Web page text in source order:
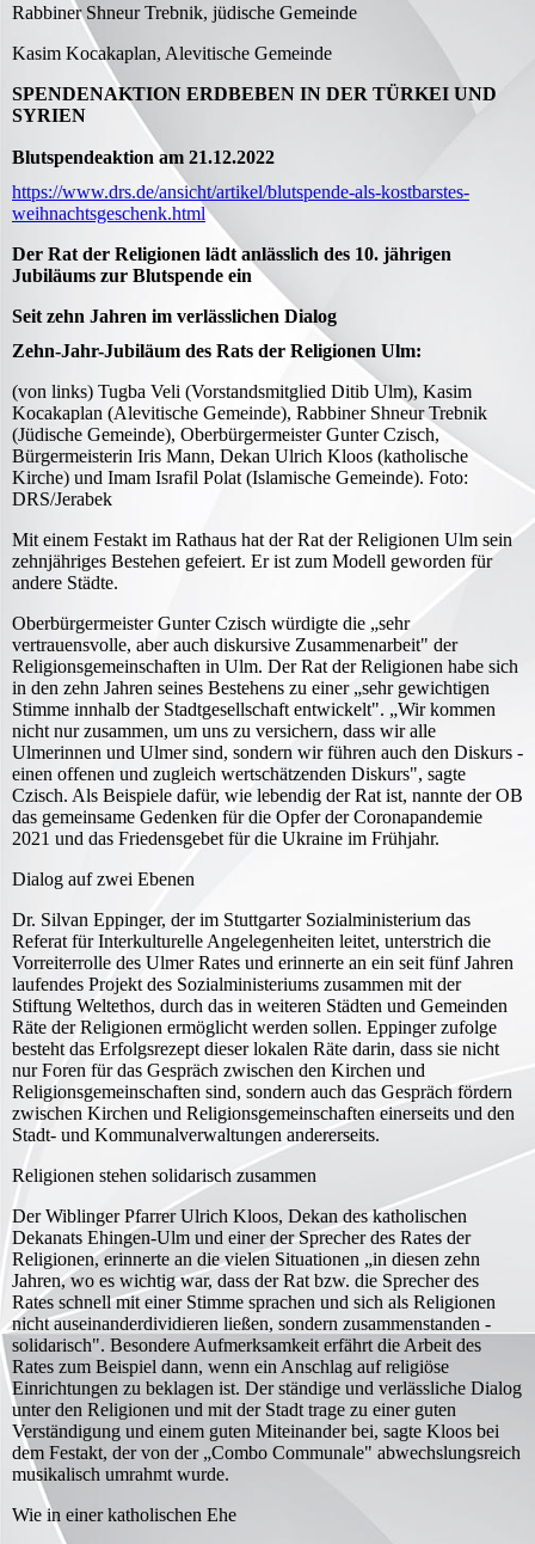
Rabbiner Shneur Trebnik, jüdische Gemeinde
Kasim Kocakaplan, Alevitische Gemeinde
SPENDENAKTION ERDBEBEN IN DER TÜRKEI UND
SYRIEN
Blutspendeaktion am 21.12.2022
https://www.drs.de/ansicht/artikel/blutspende-als-kostbarstes-
weihnachtsgeschenk.html
Der Rat der Religionen lädt anlässlich des 10. jährigen
Jubiläums zur Blutspende ein
Seit zehn Jahren im verlässlichen Dialog
Zehn-Jahr-Jubiläum des Rats der Religionen Ulm:
(von links) Tugba Veli (Vorstandsmitglied Ditib Ulm), Kasim
Kocakaplan (Alevitische Gemeinde), Rabbiner Shneur Trebnik
(Jüdische Gemeinde), Oberbürgermeister Gunter Czisch,
Bürgermeisterin Iris Mann, Dekan Ulrich Kloos (katholische
Kirche) und Imam Israfil Polat (Islamische Gemeinde). Foto:
DRS/Jerabek
Mit einem Festakt im Rathaus hat der Rat der Religionen Ulm sein
zehnjähriges Bestehen gefeiert. Er ist zum Modell geworden für
andere Städte.
Oberbürgermeister Gunter Czisch würdigte die „sehr
vertrauensvolle, aber auch diskursive Zusammenarbeit" der
Religionsgemeinschaften in Ulm. Der Rat der Religionen habe sich
in den zehn Jahren seines Bestehens zu einer „sehr gewichtigen
Stimme innhalb der Stadtgesellschaft entwickelt". „Wir kommen
nicht nur zusammen, um uns zu versichern, dass wir alle
Ulmerinnen und Ulmer sind, sondern wir führen auch den Diskurs -
einen offenen und zugleich wertschätzenden Diskurs", sagte
Czisch. Als Beispiele dafür, wie lebendig der Rat ist, nannte der OB
das gemeinsame Gedenken für die Opfer der Coronapandemie
2021 und das Friedensgebet für die Ukraine im Frühjahr.
Dialog auf zwei Ebenen
Dr. Silvan Eppinger, der im Stuttgarter Sozialministerium das
Referat für Interkulturelle Angelegenheiten leitet, unterstrich die
Vorreiterrolle des Ulmer Rates und erinnerte an ein seit fünf Jahren
laufendes Projekt des Sozialministeriums zusammen mit der
Stiftung Weltethos, durch das in weiteren Städten und Gemeinden
Räte der Religionen ermöglicht werden sollen. Eppinger zufolge
besteht das Erfolgsrezept dieser lokalen Räte darin, dass sie nicht
nur Foren für das Gespräch zwischen den Kirchen und
Religionsgemeinschaften sind, sondern auch das Gespräch fördern
zwischen Kirchen und Religionsgemeinschaften einerseits und den
Stadt- und Kommunalverwaltungen andererseits.
Religionen stehen solidarisch zusammen
Der Wiblinger Pfarrer Ulrich Kloos, Dekan des katholischen
Dekanats Ehingen-Ulm und einer der Sprecher des Rates der
Religionen, erinnerte an die vielen Situationen „in diesen zehn
Jahren, wo es wichtig war, dass der Rat bzw. die Sprecher des
Rates schnell mit einer Stimme sprachen und sich als Religionen
nicht auseinanderdividieren ließen, sondern zusammenstanden -
solidarisch". Besondere Aufmerksamkeit erfährt die Arbeit des
Rates zum Beispiel dann, wenn ein Anschlag auf religiöse
Einrichtungen zu beklagen ist. Der ständige und verlässliche Dialog
unter den Religionen und mit der Stadt trage zu einer guten
Verständigung und einem guten Miteinander bei, sagte Kloos bei
dem Festakt, der von der „Combo Communale" abwechslungsreich
musikalisch umrahmt wurde.
Wie in einer katholischen Ehe